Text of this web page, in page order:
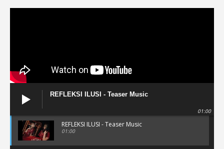
REFLEKSI ILUSI - Teaser Music
01:00
REFLEKSI ILUSI - Teaser Music
01:00